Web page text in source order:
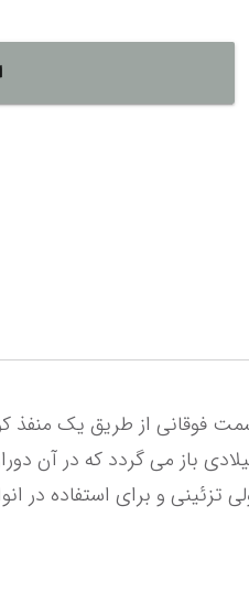
نمایش همه محصولات
نمایش